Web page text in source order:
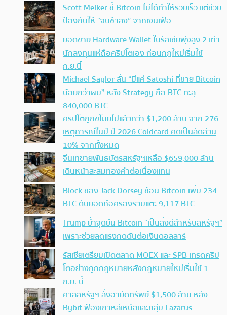
Scott Melker ชี้ Bitcoin ไม่ได้ทำให้รวยเร็ว แต่ช่วย
ป้องกันให้ “จนช้าลง” จากเงินเฟ้อ
ยอดขาย Hardware Wallet ในรัสเซียพุ่งสูง 2 เท่า
นักลงทุนแห่ถือคริปโตเอง ก่อนกฎใหม่เริ่มใช้
ก.ย.นี้
Michael Saylor ลั่น “มีแค่ Satoshi ที่ขาย Bitcoin
น้อยกว่าผม” หลัง Strategy ถือ BTC ทะลุ
840,000 BTC
คริปโตถูกขโมยไปแล้วกว่า $1,200 ล้าน จาก 276
เหตุการณ์ในปี ปี 2026 Coldcard คิดเป็นสัดส่วน
10% จากทั้งหมด
จีนเทขายพันธบัตรสหรัฐฯเหลือ $659,000 ล้าน
เดินหน้าสะสมทองคำต่อเนื่องแทน
Block ของ Jack Dorsey ช้อน Bitcoin เพิ่ม 234
BTC ดันยอดถือครองรวมแตะ 9,117 BTC
Trump ย้ำจุดยืน Bitcoin “เป็นสิ่งดีสำหรับสหรัฐฯ”
เพราะช่วยลดแรงกดดันต่อเงินดอลลาร์
รัสเซียเตรียมเปิดตลาด MOEX และ SPB เทรดคริป
โตอย่างถูกกฎหมายหลังกฎหมายใหม่เริ่มใช้ 1
ก.ย. นี้
ศาลสหรัฐฯ สั่งอายัดทรัพย์ $1,500 ล้าน หลัง
Bybit ฟ้องเกาหลีเหนือและกลุ่ม Lazarus